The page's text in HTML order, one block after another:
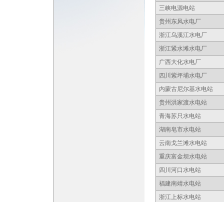
三峡电源电站
贵州东风水电厂
浙江乌溪江水电厂
浙江紧水滩水电厂
广西大化水电厂
四川紫坪埔水电厂
内蒙古尼尔基水电站
贵州洪家渡水电站
青海苏只水电站
湖南皂市水电站
云南戈兰滩水电站
重庆富金坝水电站
四川河口水电站
福建南靖水电站
浙江上标水电站